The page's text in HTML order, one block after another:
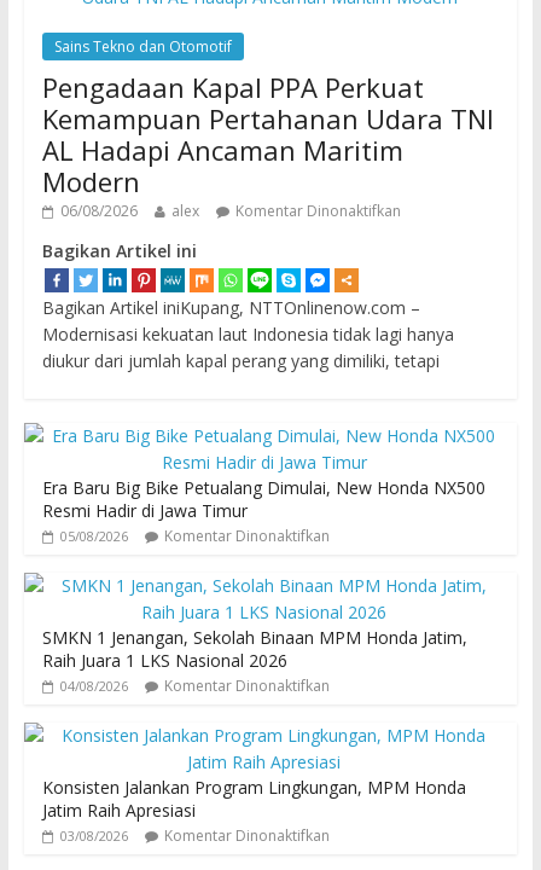
Sains Tekno dan Otomotif
Pengadaan Kapal PPA Perkuat
Kemampuan Pertahanan Udara TNI
AL Hadapi Ancaman Maritim
Modern
06/08/2026 alex Komentar Dinonaktifkan
Bagikan Artikel ini
Bagikan Artikel iniKupang, NTTOnlinenow.com –
Modernisasi kekuatan laut Indonesia tidak lagi hanya
diukur dari jumlah kapal perang yang dimiliki, tetapi
Era Baru Big Bike Petualang Dimulai, New Honda NX500
Resmi Hadir di Jawa Timur
05/08/2026 Komentar Dinonaktifkan
SMKN 1 Jenangan, Sekolah Binaan MPM Honda Jatim,
Raih Juara 1 LKS Nasional 2026
04/08/2026 Komentar Dinonaktifkan
Konsisten Jalankan Program Lingkungan, MPM Honda
Jatim Raih Apresiasi
03/08/2026 Komentar Dinonaktifkan